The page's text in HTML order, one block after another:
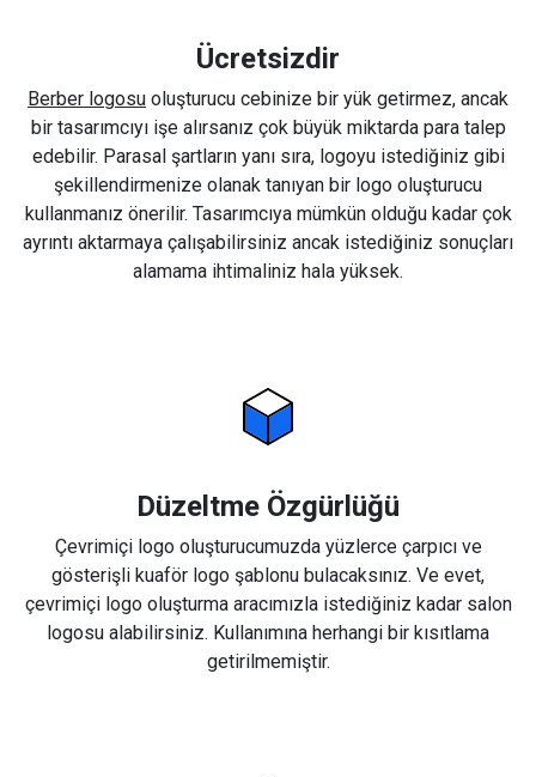
Ücretsizdir
Berber logosu oluşturucu cebinize bir yük getirmez, ancak
bir tasarımcıyı işe alırsanız çok büyük miktarda para talep
edebilir. Parasal şartların yanı sıra, logoyu istediğiniz gibi
şekillendirmenize olanak tanıyan bir logo oluşturucu
kullanmanız önerilir. Tasarımcıya mümkün olduğu kadar çok
ayrıntı aktarmaya çalışabilirsiniz ancak istediğiniz sonuçları
alamama ihtimaliniz hala yüksek.
Düzeltme Özgürlüğü
Çevrimiçi logo oluşturucumuzda yüzlerce çarpıcı ve
gösterişli kuaför logo şablonu bulacaksınız. Ve evet,
çevrimiçi logo oluşturma aracımızla istediğiniz kadar salon
logosu alabilirsiniz. Kullanımına herhangi bir kısıtlama
getirilmemiştir.